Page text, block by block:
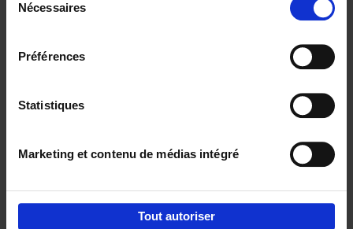
Nécessaires
Préférences
Statistiques
Marketing et contenu de médias intégré
Tout autoriser
Digital marketing like a PRO -
completely revised edition (EN)